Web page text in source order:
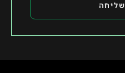
שליחה